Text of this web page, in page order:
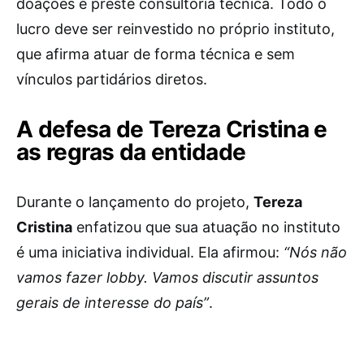
doações e preste consultoria técnica. Todo o
lucro deve ser reinvestido no próprio instituto,
que afirma atuar de forma técnica e sem
vínculos partidários diretos.
A defesa de Tereza Cristina e
as regras da entidade
Durante o lançamento do projeto, Tereza
Cristina enfatizou que sua atuação no instituto
é uma iniciativa individual. Ela afirmou: “Nós não
vamos fazer lobby. Vamos discutir assuntos
gerais de interesse do país”.